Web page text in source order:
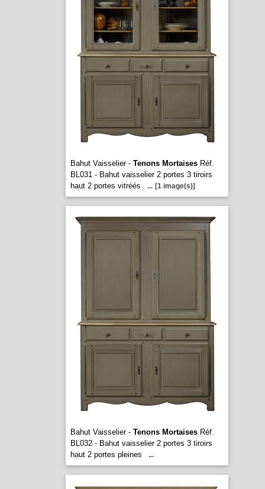
Bahut Vaisselier - Tenons MortaisesRéf.
BL031 - Bahut vaisselier 2 portes 3 tiroirs
haut 2 portes vitréés
... [1 image(s)]
Bahut Vaisselier - Tenons MortaisesRéf.
BL032 - Bahut vaisselier 2 portes 3 tiroirs
haut 2 portes pleines
...